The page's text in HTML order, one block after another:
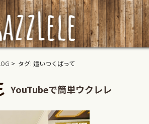
> タグ: 這いつくばって
YouTubeで簡単ウクレレ